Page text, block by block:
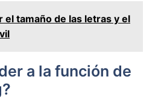
el tamaño de las letras y el
a la función de